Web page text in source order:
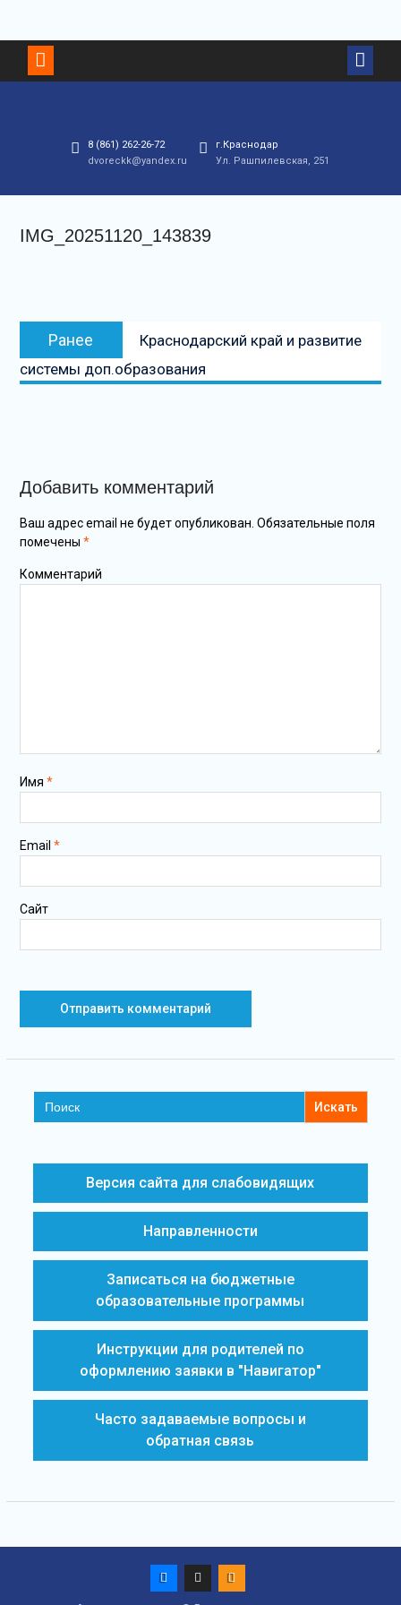
Перейти
контенту
8 (861) 262-26-72
dvoreckk@yandex.ru
г.Краснодар
Ул. Рашпилевская, 251
IMG_20251120_143839
Навигация
записям
Ранее
запись:
Краснодарский край и развитие
системы доп.образования
Добавить комментарий
Ваш адрес email не будет опубликован. Обязательные поля
помечены *
Комментарий
Имя *
Email *
Сайт
Search
for:
Версия сайта для слабовидящих
Направленности
Записаться на бюджетные
образовательные программы
Инструкции для родителей по
оформлению заявки в "Навигатор"
Часто задаваемые вопросы и
обратная связь